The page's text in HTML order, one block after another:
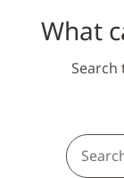
What
Search